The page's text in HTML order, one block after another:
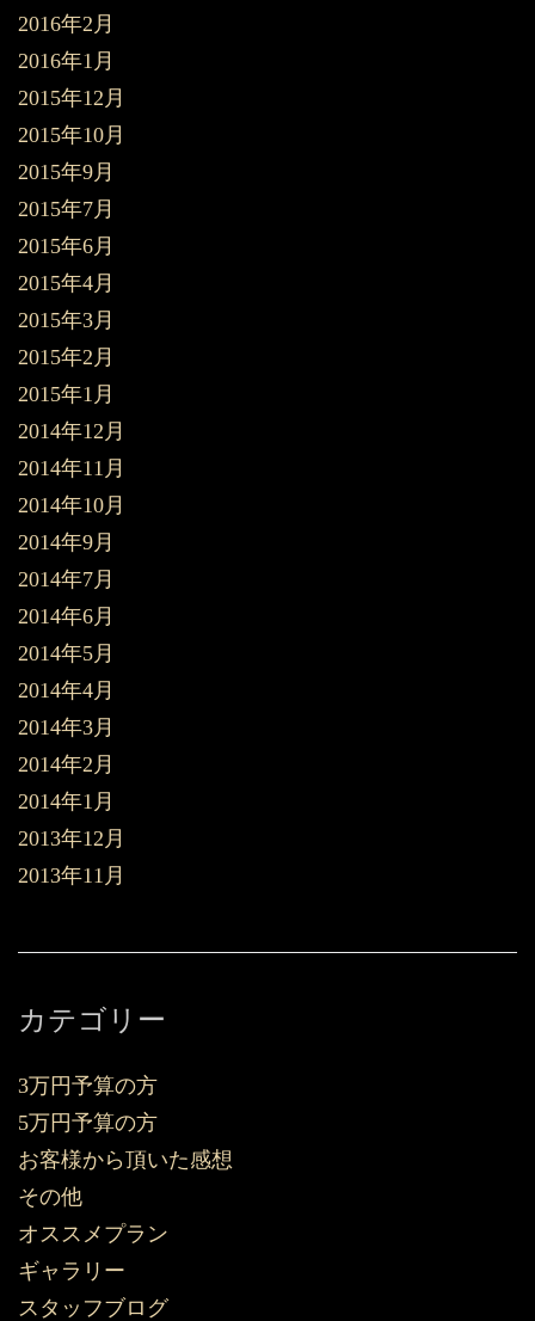
2016年2月
2016年1月
2015年12月
2015年10月
2015年9月
2015年7月
2015年6月
2015年4月
2015年3月
2015年2月
2015年1月
2014年12月
2014年11月
2014年10月
2014年9月
2014年7月
2014年6月
2014年5月
2014年4月
2014年3月
2014年2月
2014年1月
2013年12月
2013年11月
カテゴリー
3万円予算の方
5万円予算の方
お客様から頂いた感想
その他
オススメプラン
ギャラリー
スタッフブログ